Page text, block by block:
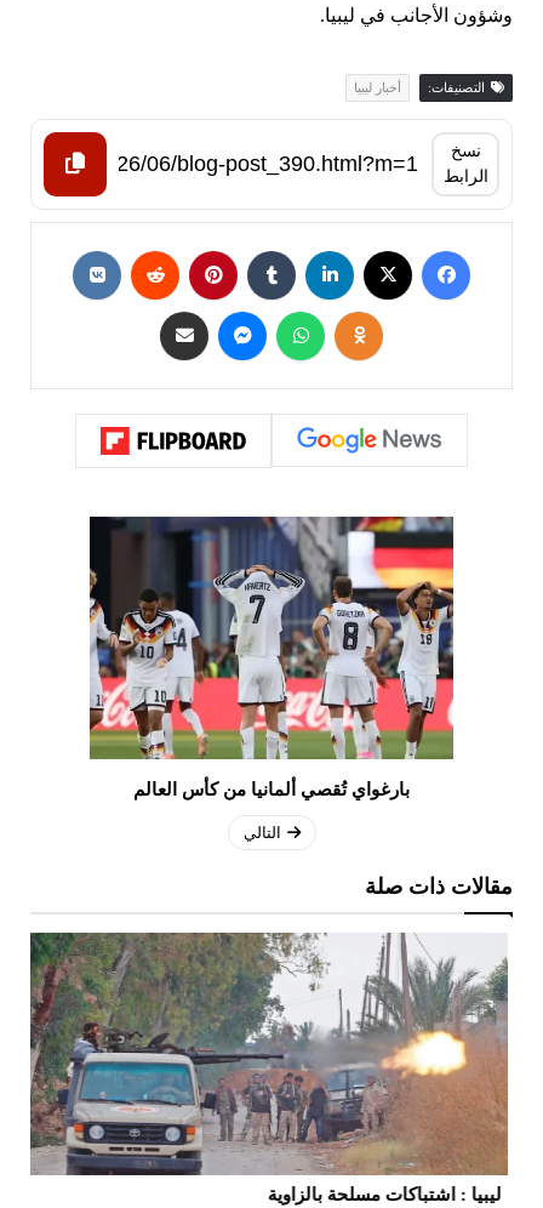
وشؤون الأجانب في ليبيا.
التصنيفات: أخبار ليبيا
نسخ
الرابط
بارغواي تُقصي ألمانيا من كأس العالم
التالي
مقالات ذات صلة
ليبيا : اشتباكات مسلحة بالزاوية